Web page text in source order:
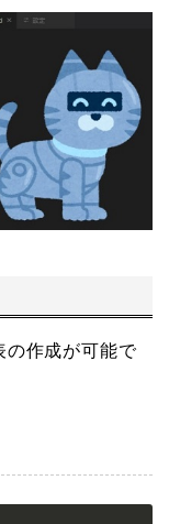
の作成が可能で